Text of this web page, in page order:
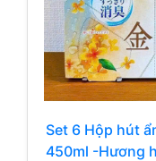
Set 6 Hộp hút
450ml -Hương